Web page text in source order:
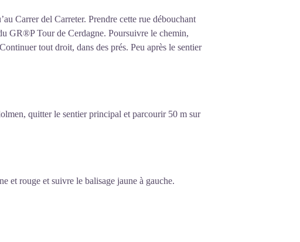
Carrer del Carreter. Prendre cette rue débouchant
GR®P Tour de Cerdagne. Poursuivre le chemin,
tout droit, dans des prés. Peu après le sentier
quitter le sentier principal et parcourir 50 m sur
et rouge et suivre le balisage jaune à gauche.